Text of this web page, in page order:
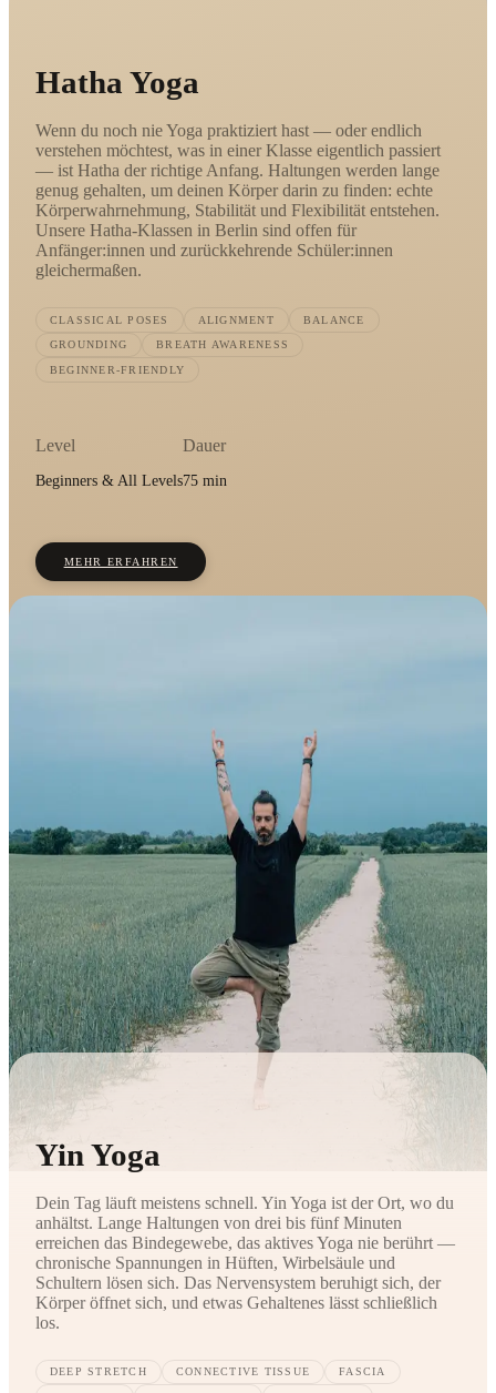
Hatha Yoga
Wenn du noch nie Yoga praktiziert hast — oder endlich
verstehen möchtest, was in einer Klasse eigentlich passiert
— ist Hatha der richtige Anfang. Haltungen werden lange
genug gehalten, um deinen Körper darin zu finden: echte
Körperwahrnehmung, Stabilität und Flexibilität entstehen.
Unsere Hatha-Klassen in Berlin sind offen für
Anfänger:innen und zurückkehrende Schüler:innen
gleichermaßen.
CLASSICAL POSES ALIGNMENT BALANCE
GROUNDING BREATH AWARENESS
BEGINNER-FRIENDLY
Level
Beginners & All Levels
Dauer
75 min
MEHR ERFAHREN
Yin Yoga
Dein Tag läuft meistens schnell. Yin Yoga ist der Ort, wo du
anhältst. Lange Haltungen von drei bis fünf Minuten
erreichen das Bindegewebe, das aktives Yoga nie berührt —
chronische Spannungen in Hüften, Wirbelsäule und
Schultern lösen sich. Das Nervensystem beruhigt sich, der
Körper öffnet sich, und etwas Gehaltenes lässt schließlich
los.
DEEP STRETCH CONNECTIVE TISSUE FASCIA